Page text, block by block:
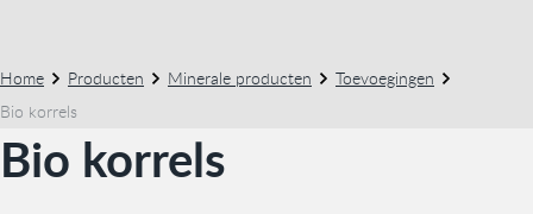
Home Producten Minerale producten
Toevoegingen
Bio korrels
Bio korrels